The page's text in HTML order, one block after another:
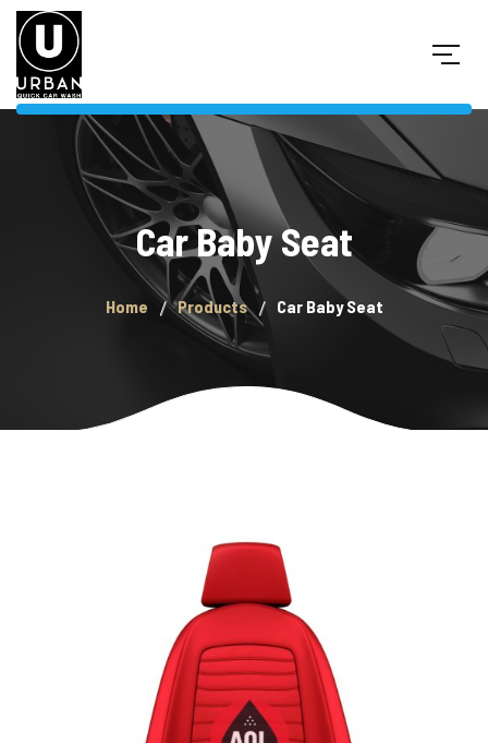
Car Baby Seat
Home Products Car Baby Seat